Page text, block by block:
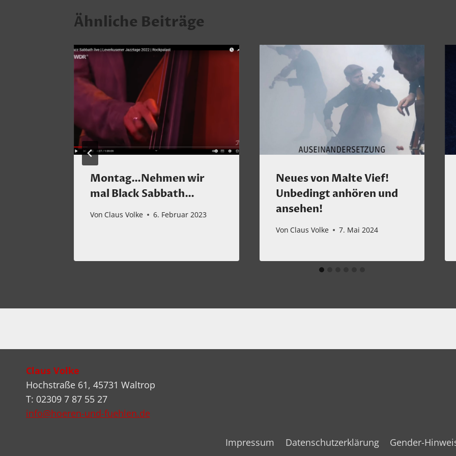
Ähnliche Beiträge
Montag…Nehmen wir
mal Black Sabbath…
Von Claus Volke 6. Februar 2023
Neues von Malte Vief!
Unbedingt anhören und
ansehen!
Von Claus Volke 7. Mai 2024
Claus Volke
Hochstraße 61, 45731 Waltrop
T: 02309 7 87 55 27
info@hoeren-und-fuehlen.de
Impressum Datenschutzerklärung Gender-